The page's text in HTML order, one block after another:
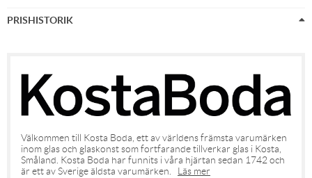
PRISHISTORIK
Välkommen till Kosta Boda, ett av världens främsta varumärken
inom glas och glaskonst som fortfarande tillverkar glas i Kosta,
Småland. Kosta Boda har funnits i våra hjärtan sedan 1742 och
är ett av Sverige äldsta varumärken. Läs mer